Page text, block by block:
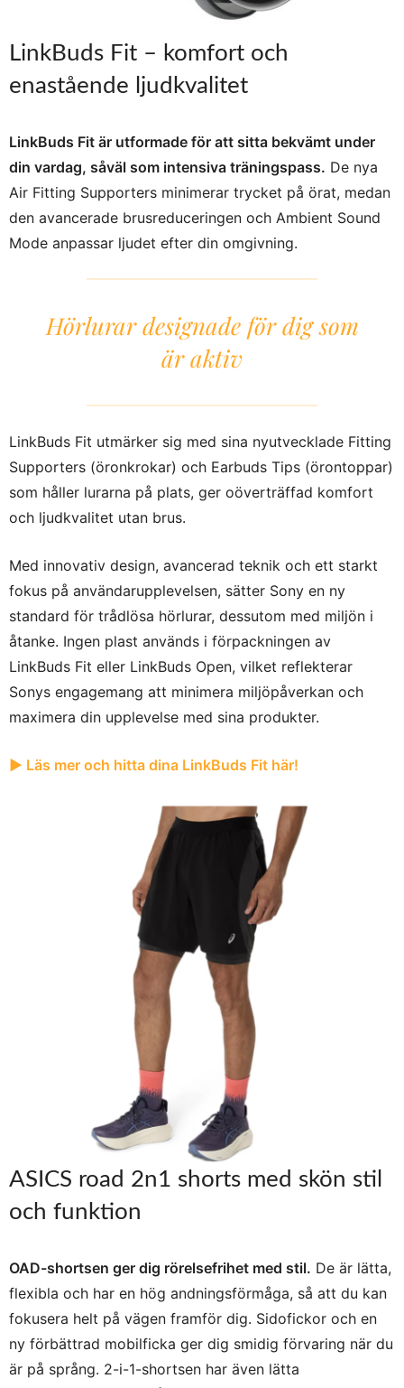
LinkBuds Fit – komfort och
enastående ljudkvalitet
LinkBuds Fit är utformade för att sitta bekvämt under
din vardag, såväl som intensiva träningspass. De nya
Air Fitting Supporters minimerar trycket på örat, medan
den avancerade brusreduceringen och Ambient Sound
Mode anpassar ljudet efter din omgivning.
Hörlurar designade för dig som
är aktiv
LinkBuds Fit utmärker sig med sina nyutvecklade Fitting
Supporters (öronkrokar) och Earbuds Tips (örontoppar)
som håller lurarna på plats, ger oöverträffad komfort
och ljudkvalitet utan brus.
Med innovativ design, avancerad teknik och ett starkt
fokus på användarupplevelsen, sätter Sony en ny
standard för trådlösa hörlurar, dessutom med miljön i
åtanke. Ingen plast används i förpackningen av
LinkBuds Fit eller LinkBuds Open, vilket reflekterar
Sonys engagemang att minimera miljöpåverkan och
maximera din upplevelse med sina produkter.
▶︎ Läs mer och hitta dina LinkBuds Fit här!
ASICS road 2n1 shorts med skön stil
och funktion
OAD-shortsen ger dig rörelsefrihet med stil. De är lätta,
flexibla och har en hög andningsförmåga, så att du kan
fokusera helt på vägen framför dig. Sidofickor och en
ny förbättrad mobilficka ger dig smidig förvaring när du
är på språng. 2-i-1-shortsen har även lätta